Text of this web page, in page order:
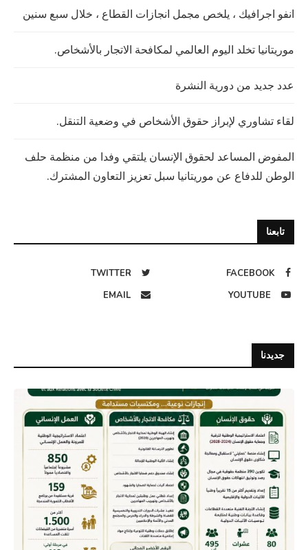
انفو اجرافيك ، يلخص مجمل انجازات القطاع ، خلال سبع سنين
موريتانيا تخلد اليوم العالمي لمكافحة الاتجار بالأشخاص.
عدد جديد من دورية النشرة
لقاء تشاوري لإبراز حقوق الأشخاص في وضعية التنقل.
المفوض المساعد لحقوق الإنسان يلتقي وفدا من منظمة حلف
الوطن للدفاع عن موريتانيا سبل تعزيز التعاون المشترك.
تابعنا
FACEBOOK
TWITTER
YOUTUBE
EMAIL
جديدنا